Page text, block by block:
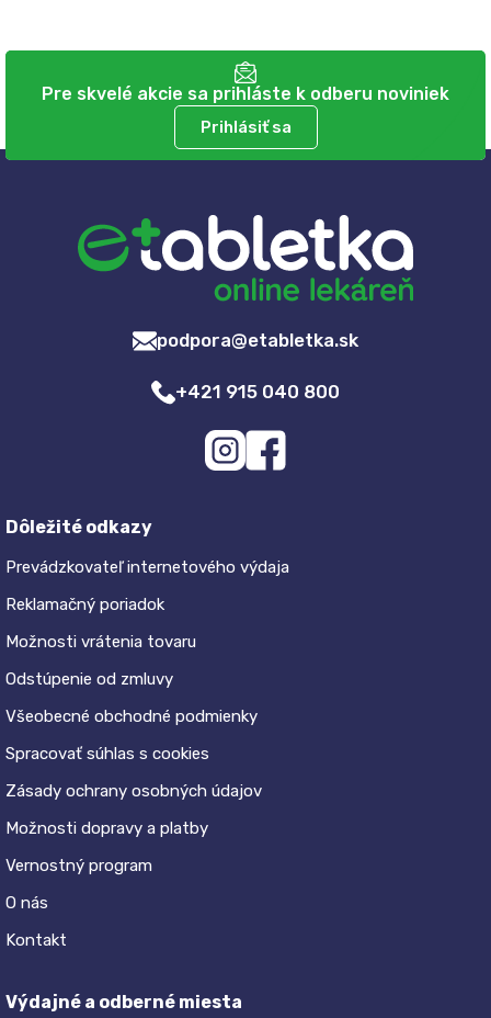
Pre skvelé akcie sa prihláste k odberu noviniek
Prihlásiť sa
podpora@etabletka.sk
+421 915 040 800
Dôležité odkazy
Prevádzkovateľ internetového výdaja
Reklamačný poriadok
Možnosti vrátenia tovaru
Odstúpenie od zmluvy
Všeobecné obchodné podmienky
Spracovať súhlas s cookies
Zásady ochrany osobných údajov
Možnosti dopravy a platby
Vernostný program
O nás
Kontakt
Výdajné a odberné miesta